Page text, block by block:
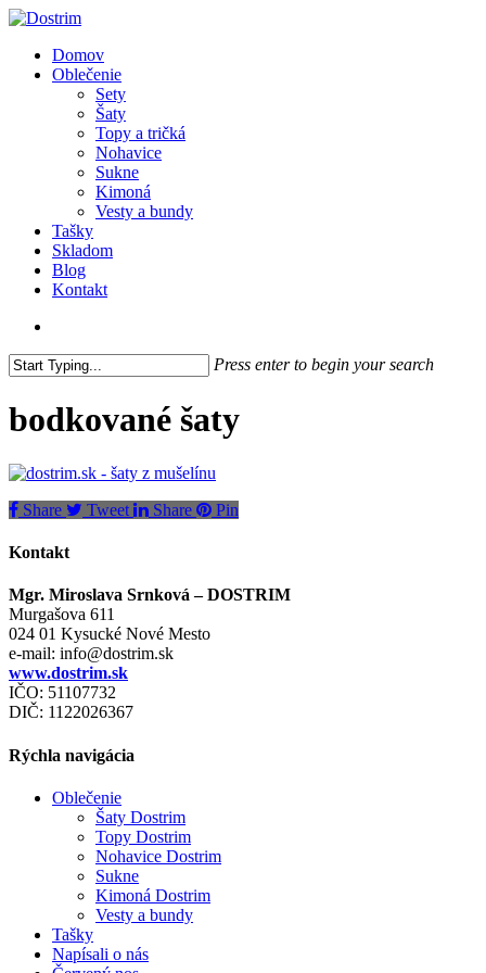
Skip
main
content
search
Menu
Domov
Oblečenie
Sety
Šaty
Topy a tričká
Nohavice
Sukne
Kimoná
Vesty a bundy
Tašky
Skladom
Blog
Kontakt
Press enter to begin your search
Search
bodkované šaty
Share Tweet Share Pin
Kontakt
Mgr. Miroslava Srnková – DOSTRIM
Murgašova 611
024 01 Kysucké Nové Mesto
e-mail: info@dostrim.sk
www.dostrim.sk
IČO: 51107732
DIČ: 1122026367
Rýchla navigácia
Oblečenie
Šaty Dostrim
Topy Dostrim
Nohavice Dostrim
Sukne
Kimoná Dostrim
Vesty a bundy
Tašky
Napísali o nás